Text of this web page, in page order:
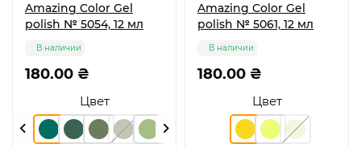
Amazing Color Gel
polish № 5054, 12 мл
Цвет
180.00 ₴
В наличии
Amazing Color Gel
polish № 5061, 12 мл
Цвет
180.00 ₴
В наличии